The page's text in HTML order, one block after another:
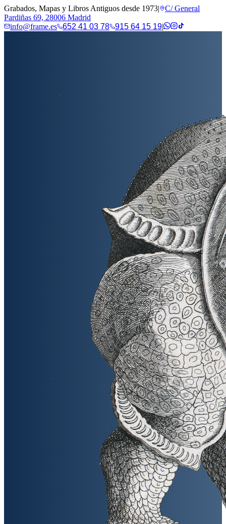
Grabados, Mapas y Libros Antiguos desde 1973|
C/ General
Pardiñas 69, 28006 Madrid
info@frame.es
652 41 03 78 915 64 15 19|